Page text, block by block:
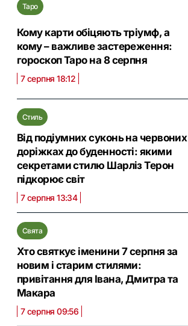
Таро
Кому карти обіцяють тріумф, а
кому – важливе застереження:
гороскоп Таро на 8 серпня
7 серпня 18:12
Стиль
Від подіумних суконь на червоних
доріжках до буденності: якими
секретами стилю Шарліз Терон
підкорює світ
7 серпня 13:34
Свята
Хто святкує іменини 7 серпня за
новим і старим стилями:
привітання для Івана, Дмитра та
Макара
7 серпня 09:56